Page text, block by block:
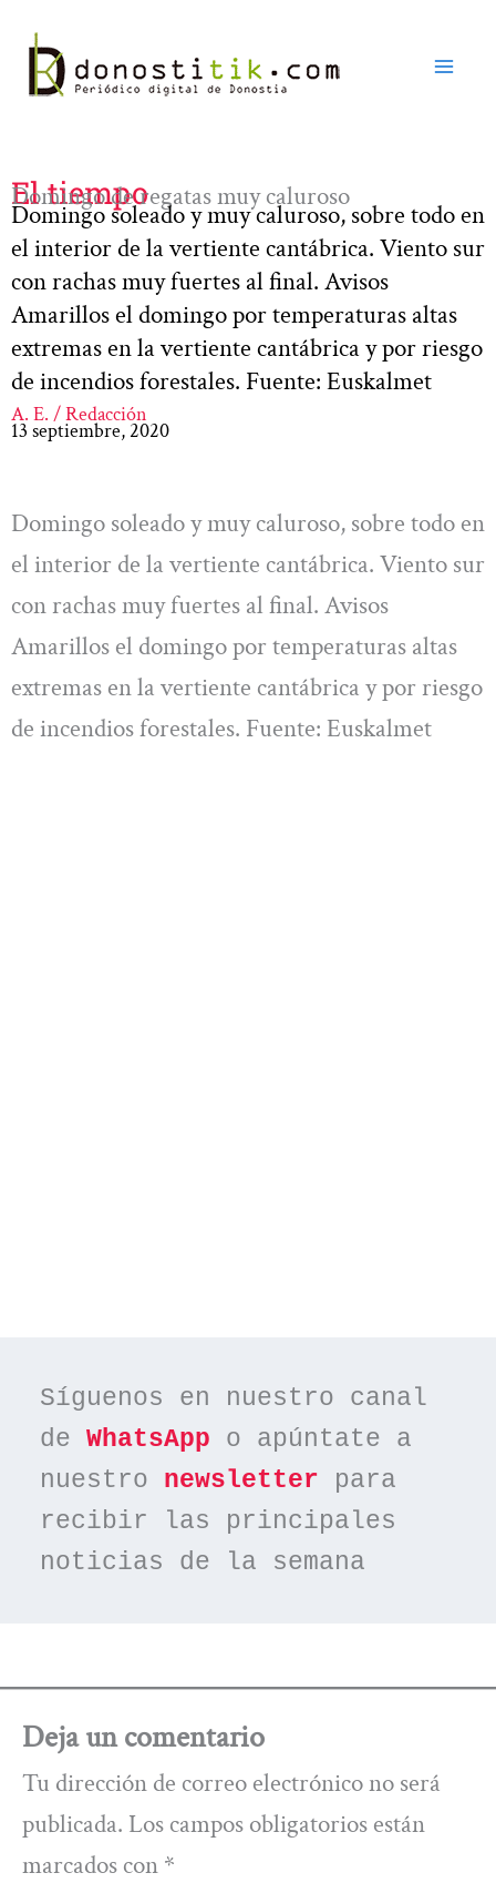
contenido
El tiempo
Domingo de regatas muy caluroso
Domingo soleado y muy caluroso, sobre todo en
el interior de la vertiente cantábrica. Viento sur
con rachas muy fuertes al final. Avisos
Amarillos el domingo por temperaturas altas
extremas en la vertiente cantábrica y por riesgo
de incendios forestales. Fuente: Euskalmet
A. E. / Redacción
13 septiembre, 2020
Domingo soleado y muy caluroso, sobre todo en
el interior de la vertiente cantábrica. Viento sur
con rachas muy fuertes al final. Avisos
Amarillos el domingo por temperaturas altas
extremas en la vertiente cantábrica y por riesgo
de incendios forestales. Fuente: Euskalmet
Síguenos en nuestro canal
de WhatsApp o apúntate a
nuestro newsletter para
recibir las principales
noticias de la semana
Deja un comentario
Tu dirección de correo electrónico no será
publicada. Los campos obligatorios están
marcados con *